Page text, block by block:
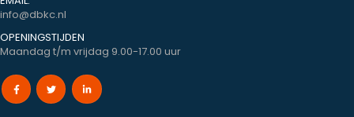
info@dbkc.nl
OPENINGSTIJDEN
Maandag t/m vrijdag 9.00-17.00 uur